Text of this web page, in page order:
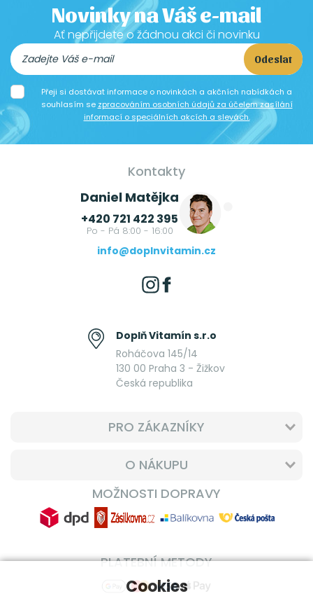
Novinky na Váš e-mail
Ať nepřijdete o žádnou akci či novinku
Odeslat
Přeji si dostávat informace o novinkách a akčních nabídkách a
souhlasím se zpracováním osobních údajů za účelem zasílání
informací o speciálních akcích a slevách.
Kontakty
Daniel Matějka
+420 721 422 395
Po - Pá 8:00 - 16:00
info@doplnvitamin.cz
Doplň Vitamín s.r.o
Roháčova 145/14
130 00 Praha 3 - Žižkov
Česká republika
PRO ZÁKAZNÍKY
O NÁKUPU
MOŽNOSTI DOPRAVY
PLATEBNÍ METODY
Cookies